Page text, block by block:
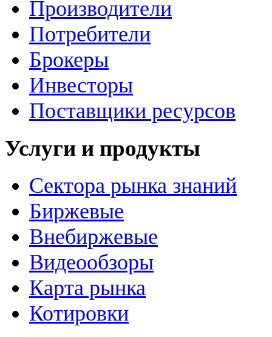
Производители
Потребители
Брокеры
Инвесторы
Поставщики ресурсов
Услуги и продукты
Сектора рынка знаний
Биржевые
Внебиржевые
Видеообзоры
Карта рынка
Котировки